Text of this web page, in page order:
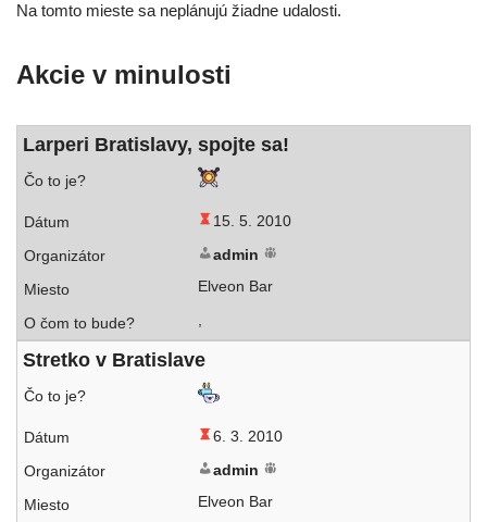
Na tom­to mies­te sa neplá­nu­jú žiad­ne udalosti.
Akcie v minulosti
Larperi Bratislavy, spoj­te sa!
15. 5. 2010
admin
Elveon Bar
,
Stretko v Bratislave
6. 3. 2010
admin
Elveon Bar